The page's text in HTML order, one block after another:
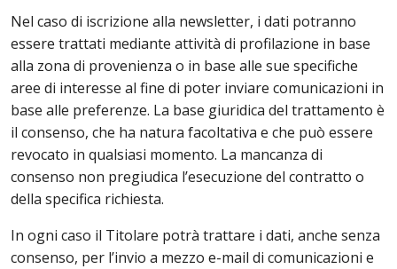
Nel caso di iscrizione alla newsletter, i dati potranno
essere trattati mediante attività di profilazione in base
alla zona di provenienza o in base alle sue specifiche
aree di interesse al fine di poter inviare comunicazioni in
base alle preferenze. La base giuridica del trattamento è
il consenso, che ha natura facoltativa e che può essere
revocato in qualsiasi momento. La mancanza di
consenso non pregiudica l’esecuzione del contratto o
della specifica richiesta.
In ogni caso il Titolare potrà trattare i dati, anche senza
consenso, per l’invio a mezzo e-mail di comunicazioni e